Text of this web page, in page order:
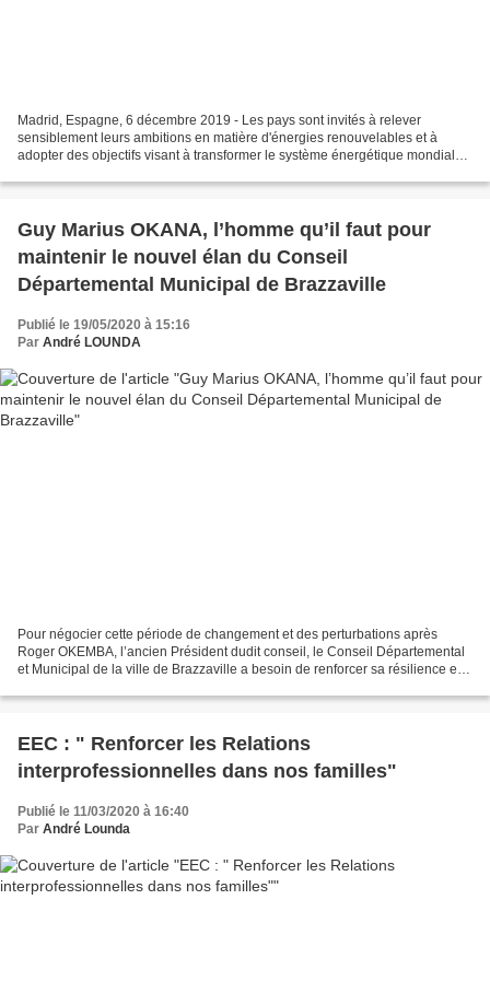
Madrid, Espagne, 6 décembre 2019 - Les pays sont invités à relever
sensiblement leurs ambitions en matière d'énergies renouvelables et à
adopter des objectifs visant à transformer le système énergétique mondial
Guy Marius OKANA, l’homme qu’il faut pour
maintenir le nouvel élan du Conseil
Départemental Municipal de Brazzaville
Publié le 19/05/2020 à 15:16
Par André LOUNDA
Pour négocier cette période de changement et des perturbations après
Roger OKEMBA, l’ancien Président dudit conseil, le Conseil Départemental
et Municipal de la ville de Brazzaville a besoin de renforcer sa résilience et
EEC : " Renforcer les Relations
interprofessionnelles dans nos familles"
Publié le 11/03/2020 à 16:40
Par André Lounda